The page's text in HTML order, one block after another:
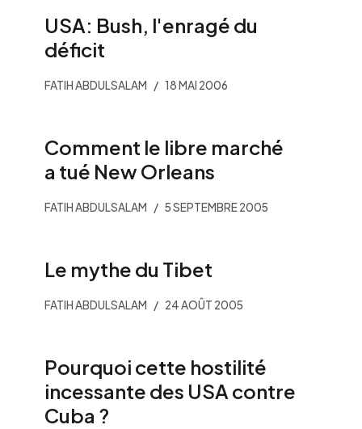
USA: Bush, l'enragé du
déficit
FATIH ABDULSALAM 18 MAI 2006
Comment le libre marché
a tué New Orleans
FATIH ABDULSALAM 5 SEPTEMBRE 2005
Le mythe du Tibet
FATIH ABDULSALAM 24 AOÛT 2005
Pourquoi cette hostilité
incessante des USA contre
Cuba ?